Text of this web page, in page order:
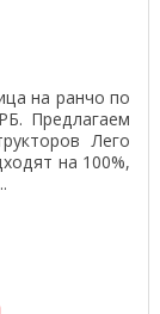
на ранчо по
Предлагаем
Лего
на 100%,